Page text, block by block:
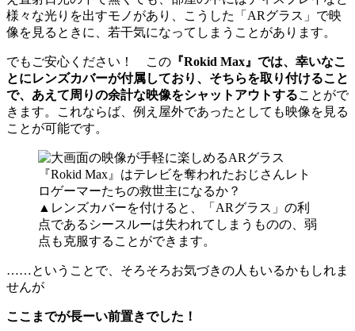
様々な光りを出すモノがあり、こうした「ARグラス」で映
像を見るときに、若干気になってしまうことがあります。
でもご安心ください！ この 『Rokid Max』では、幸いなこ
とにレンズカバーが付属しており、そちらを取り付けること
で、あえて周りの余計な映像をシャットアウトすることがで
きます。これならば、例え屋外であったとしても映像を見る
ことが可能です。
▲レンズカバーを付けると、「ARグラス」の利
点であるシースルーは失われてしまうものの、弱
点も克服することができます。
……ということで、そろそろお気づきの人もいるかもしれま
せんが
ここまでが長ーい前置きでした！